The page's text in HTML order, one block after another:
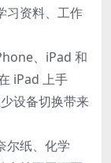
习资料、工作
、iPad 和
iPad 上手
设备切换带来
尔纸、化学